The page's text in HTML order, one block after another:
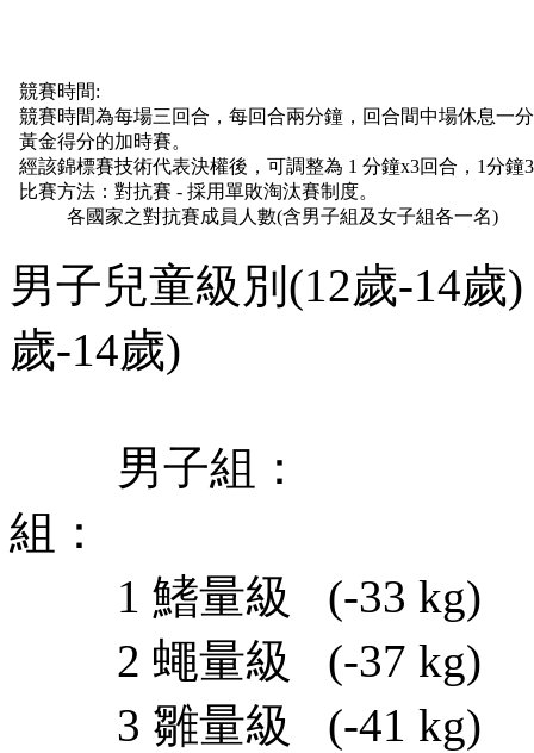
競賽時間:
競賽時間為每場三回合，每回合兩分鐘，回合間中場休息一
黃金得分的加時賽。
經該錦標賽技術代表決權後，可調整為 1 分鐘x3回合，1分鐘
比賽方法：對抗賽 - 採用單敗淘汰賽制度。
各國家之對抗賽成員人數(含男子組及女子組各一名)
男子兒童級別(12歲-
歲-14歲)
男子組：
組：
1 鰭量級 (-33
2 蠅量級 (-37
3 雛量級 (-41